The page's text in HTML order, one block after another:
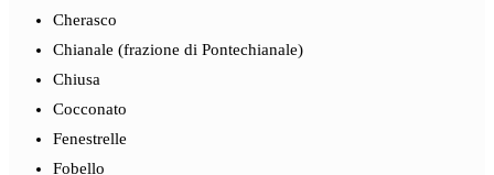
Cherasco
Chianale (frazione di Pontechianale)
Chiusa
Cocconato
Fenestrelle
Fobello